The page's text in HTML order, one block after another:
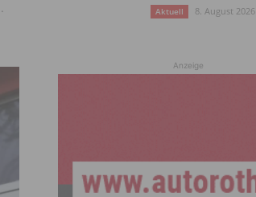
Aktuell 8. August 2026
Anzeige